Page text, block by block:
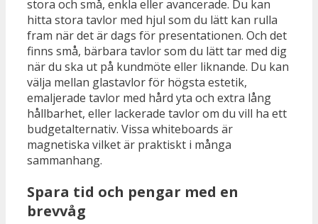
stora och små, enkla eller avancerade. Du kan
hitta stora tavlor med hjul som du lätt kan rulla
fram när det är dags för presentationen. Och det
finns små, bärbara tavlor som du lätt tar med dig
när du ska ut på kundmöte eller liknande. Du kan
välja mellan glastavlor för högsta estetik,
emaljerade tavlor med hård yta och extra lång
hållbarhet, eller lackerade tavlor om du vill ha ett
budgetalternativ. Vissa whiteboards är
magnetiska vilket är praktiskt i många
sammanhang.
Spara tid och pengar med en
brevvåg